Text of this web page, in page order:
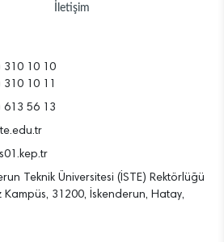
İletişim
310 10 10
10 11
613 56 13
Teknik Üniversitesi (İSTE) Rektörlüğü
Kampüs, 31200, İskenderun, Hatay,